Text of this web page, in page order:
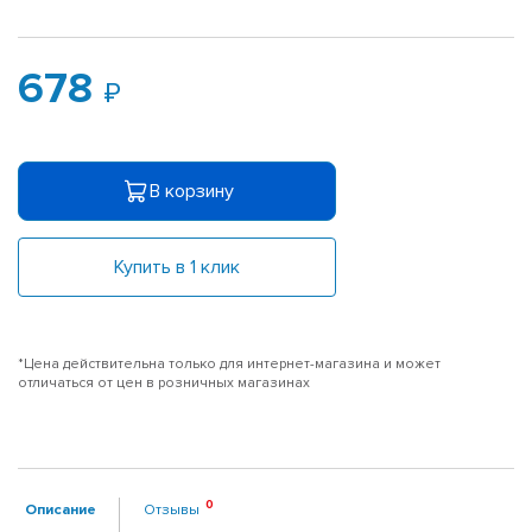
678
В корзину
Купить в 1 клик
*Цена действительна только для интернет-магазина и может
отличаться от цен в розничных магазинах
Описание Отзывы